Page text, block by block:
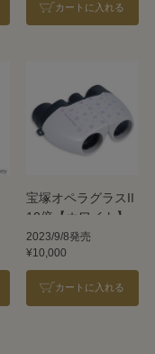
カートに入れる
宝塚オペラグラスII
10倍【ホワイト】
2023/9/8発売
¥10,000
カートに入れる